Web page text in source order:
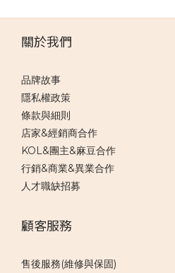
關於我們
品牌故事
隱私權政策
條款與細則
店家&經銷商合作
KOL&團主&麻豆合作
行銷&商業&異業合作
人才職缺招募
顧客服務
售後服務(維修與保固)